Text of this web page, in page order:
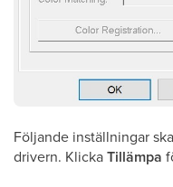
Följande inställningar
drivern. KlickaTillämpa